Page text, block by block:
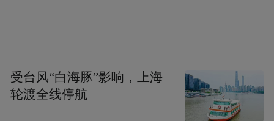
受台风“白海豚”影响，上海
轮渡全线停航